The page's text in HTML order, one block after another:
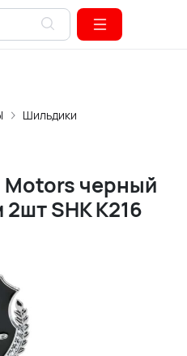
Шильдики
черный
SHK K216